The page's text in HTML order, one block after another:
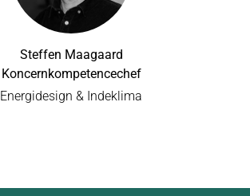
Steffen Maagaard
Koncernkompetencechef
Energidesign & Indeklima